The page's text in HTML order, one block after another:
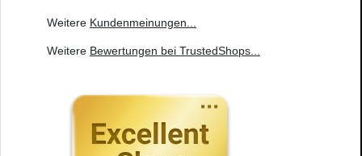
Weitere Kundenmeinungen
Weitere Bewertungen bei TrustedShops